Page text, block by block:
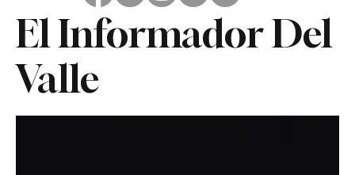
El Informador Del
Valle